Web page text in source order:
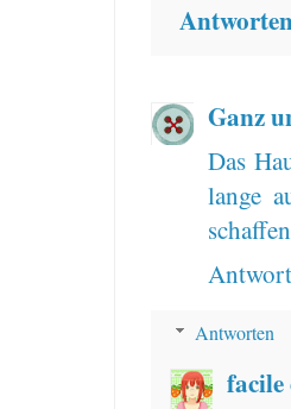
Ganz
Das
lange
Antworten
facile